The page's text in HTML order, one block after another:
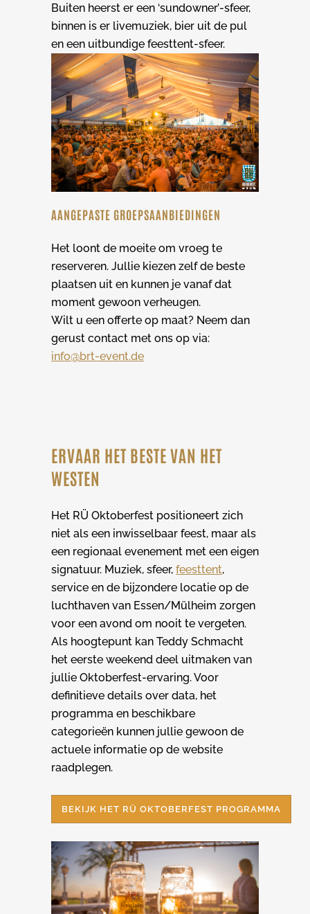
Buiten heerst er een ‘sundowner’-sfeer,
binnen is er livemuziek, bier uit de pul
en een uitbundige feesttent-sfeer.
AANGEPASTE GROEPSAANBIEDINGEN
Het loont de moeite om vroeg te
reserveren. Jullie kiezen zelf de beste
plaatsen uit en kunnen je vanaf dat
moment gewoon verheugen.
Wilt u een offerte op maat? Neem dan
gerust contact met ons op via:
info@brt-event.de
ERVAAR HET BESTE VAN HET
WESTEN
Het RÜ Oktoberfest positioneert zich
niet als een inwisselbaar feest, maar als
een regionaal evenement met een eigen
signatuur. Muziek, sfeer, feesttent,
service en de bijzondere locatie op de
luchthaven van Essen/Mülheim zorgen
voor een avond om nooit te vergeten.
Als hoogtepunt kan Teddy Schmacht
het eerste weekend deel uitmaken van
jullie Oktoberfest-ervaring. Voor
definitieve details over data, het
programma en beschikbare
categorieën kunnen jullie gewoon de
actuele informatie op de website
raadplegen.
BEKIJK HET RÜ OKTOBERFEST PROGRAMMA